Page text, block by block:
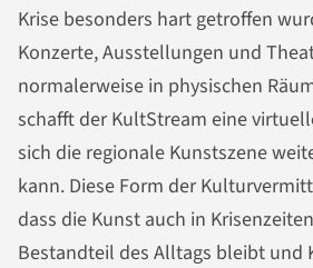
Krise besonders hart getroffen
Konzerte, Ausstellungen und
normalerweise in physischen
schafft der KultStream eine
sich die regionale Kunstszene
kann. Diese Form der
dass die Kunst auch in
Bestandteil des Alltags bleibt und